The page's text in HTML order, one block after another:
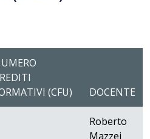
(CFU)
DOCENTE
Roberto
Mazzei